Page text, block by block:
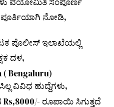
ನೋಡಿ,
ಪೊಲೀಸ್ ಇಲಾಖೆಯಲ್ಲಿ
ದಳ,
( Bengaluru)
ವಿವಿಧ ಹುದ್ದೆಗಳು,
Rs,8000/- ರೂಪಾಯಿ ಸಿಗುತ್ತದೆ